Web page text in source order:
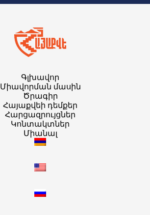
Գլխավոր
Միավորման մասին
Ծրագիր
Հայաքվեի դեմքեր
Հարցազրույցներ
Կոնտակտներ
Միանալ